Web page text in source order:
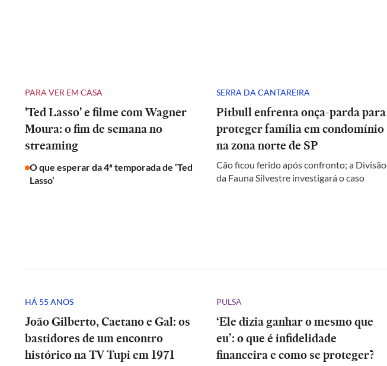
PARA VER EM CASA
'Ted Lasso' e filme com Wagner
Moura: o fim de semana no
streaming
O que esperar da 4ª temporada de ‘Ted
Lasso’
SERRA DA CANTAREIRA
Pitbull enfrenta onça-parda para
proteger família em condomínio
na zona norte de SP
Cão ficou ferido após confronto; a Divisão
da Fauna Silvestre investigará o caso
HÁ 55 ANOS
João Gilberto, Caetano e Gal: os
bastidores de um encontro
histórico na TV Tupi em 1971
PULSA
‘Ele dizia ganhar o mesmo que
eu’: o que é infidelidade
financeira e como se proteger?